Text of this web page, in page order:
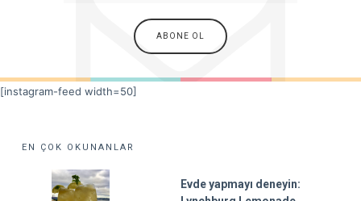
[instagram-feed width=50]
EN ÇOK OKUNANLAR
Evde yapmayı deneyin: